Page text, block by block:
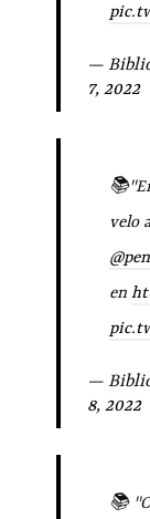
—
7, 2022
velo
en
—
8, 2022
📚